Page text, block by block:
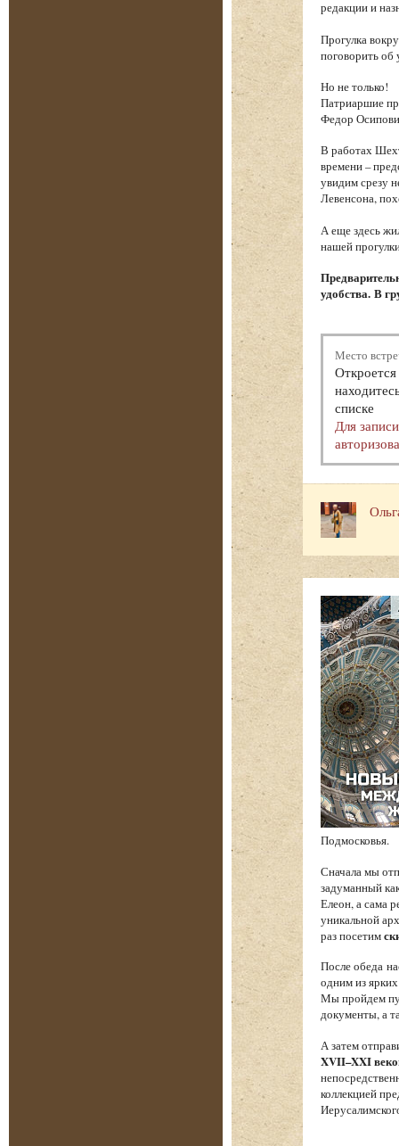
редакции и
Прогулка
поговорить об
Но не только!
Патриаршие
Федор
В работах
времени –
увидим срезу
Левенсона,
А еще здесь
нашей
удобства. В
Место
списке
Для
Подмосковья.
Сначала мы
задуманный
Елеон, а сама
уникальной
раз посетим
После обеда
одним из
Мы пройдем
документы, а
А затем
XVII–XXI
коллекцией